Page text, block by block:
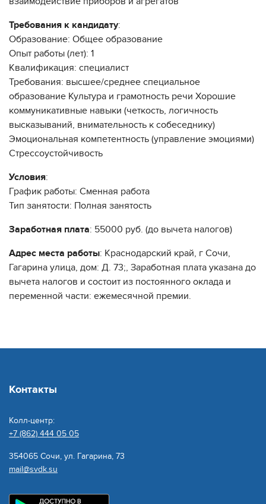
Требования к кандидату:
Образование: Общее образование
Опыт работы (лет): 1
Квалификация: специалист
Требования: высшее/среднее специальное
образование Культура и грамотность речи Хорошие
коммуникативные навыки (четкость, логичность
высказываний, внимательность к собеседнику)
Эмоциональная компетентность (управление эмоциями)
Стрессоустойчивость
Условия:
График работы: Сменная работа
Тип занятости: Полная занятость
Заработная плата: 55000 руб. (до вычета налогов)
Адрес места работы: Краснодарский край, г Сочи,
Гагарина улица, дом: Д. 73;, Заработная плата указана до
вычета налогов и состоит из постоянного оклада и
переменной части: ежемесячной премии.
Контакты
Колл-центр:
+7 (862) 444 05 05
354065 Сочи, ул. Гагарина, 73
mail@svdk.su